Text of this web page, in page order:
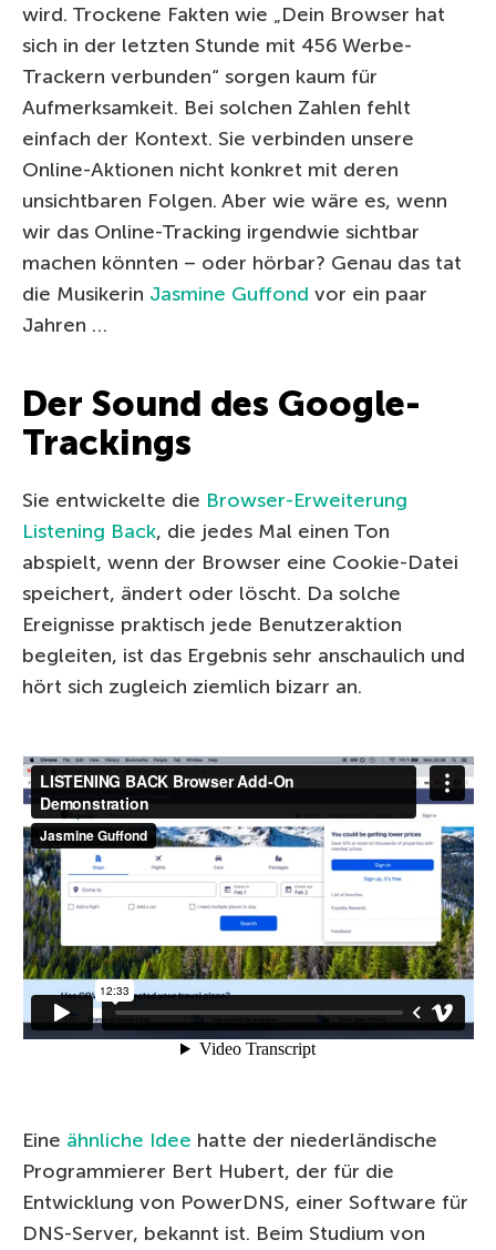
wird. Trockene Fakten wie „Dein Browser hat
sich in der letzten Stunde mit 456 Werbe-
Trackern verbunden“ sorgen kaum für
Aufmerksamkeit. Bei solchen Zahlen fehlt
einfach der Kontext. Sie verbinden unsere
Online-Aktionen nicht konkret mit deren
unsichtbaren Folgen. Aber wie wäre es, wenn
wir das Online-Tracking irgendwie sichtbar
machen könnten – oder hörbar? Genau das tat
die Musikerin Jasmine Guffond vor ein paar
Jahren …
Der Sound des Google-
Trackings
Sie entwickelte die Browser-Erweiterung
Listening Back, die jedes Mal einen Ton
abspielt, wenn der Browser eine Cookie-Datei
speichert, ändert oder löscht. Da solche
Ereignisse praktisch jede Benutzeraktion
begleiten, ist das Ergebnis sehr anschaulich und
hört sich zugleich ziemlich bizarr an.
Eine ähnliche Idee hatte der niederländische
Programmierer Bert Hubert, der für die
Entwicklung von PowerDNS, einer Software für
DNS-Server, bekannt ist. Beim Studium von